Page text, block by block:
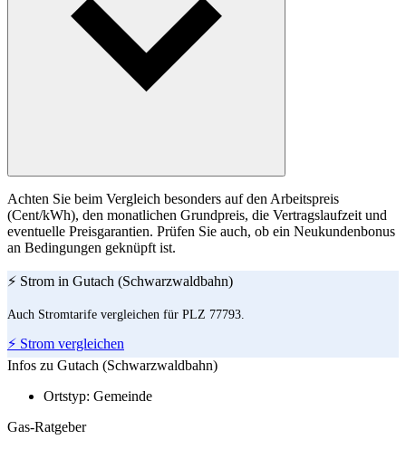
Achten Sie beim Vergleich besonders auf den Arbeitspreis
(Cent/kWh), den monatlichen Grundpreis, die Vertragslaufzeit und
eventuelle Preisgarantien. Prüfen Sie auch, ob ein Neukundenbonus
an Bedingungen geknüpft ist.
⚡ Strom in Gutach (Schwarzwaldbahn)
Auch Stromtarife vergleichen für PLZ 77793.
⚡ Strom vergleichen
Infos zu Gutach (Schwarzwaldbahn)
Ortstyp: Gemeinde
Gas-Ratgeber